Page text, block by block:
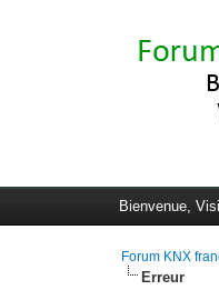
Bienvenue,
Forum KNX
Erreur